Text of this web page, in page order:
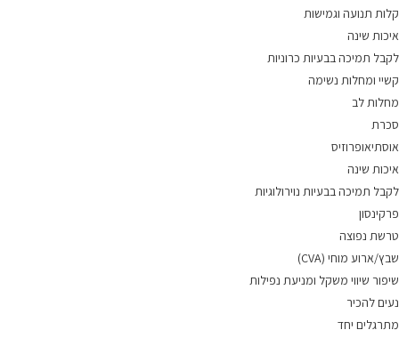
קלות תנועה וגמישות
איכות שינה
לקבל תמיכה בבעיות כרוניות
קשיי ומחלות נשימה
מחלות לב
סכרת
אוסתיאופרוזיס
איכות שינה
לקבל תמיכה בבעיות נוירולוגיות
פרקינסון
טרשת נפוצה
שבץ/ארוע מוחי (CVA)
שיפור שיווי משקל ומניעת נפילות
נעים להכיר
מתרגלים יחד